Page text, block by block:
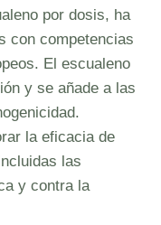
por dosis, ha
con competencias
El escualeno
y se añade a las
la eficacia de
las
y contra la